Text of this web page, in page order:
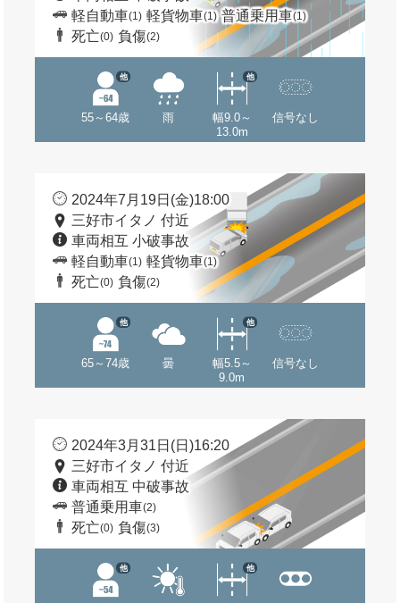
軽自動車(1) 軽貨物車(1) 普通乗用車(1)
死亡(0) 負傷(2)
55～64歳
他
雨
幅9.0～
13.0m
他
信号なし
2024年7月19日(金)18:00
三好市イタノ 付近
車両相互 小破事故
軽自動車(1) 軽貨物車(1)
死亡(0) 負傷(2)
65～74歳
他
曇
幅5.5～
9.0m
他
信号なし
2024年3月31日(日)16:20
三好市イタノ 付近
車両相互 中破事故
普通乗用車(2)
死亡(0) 負傷(3)
他 他